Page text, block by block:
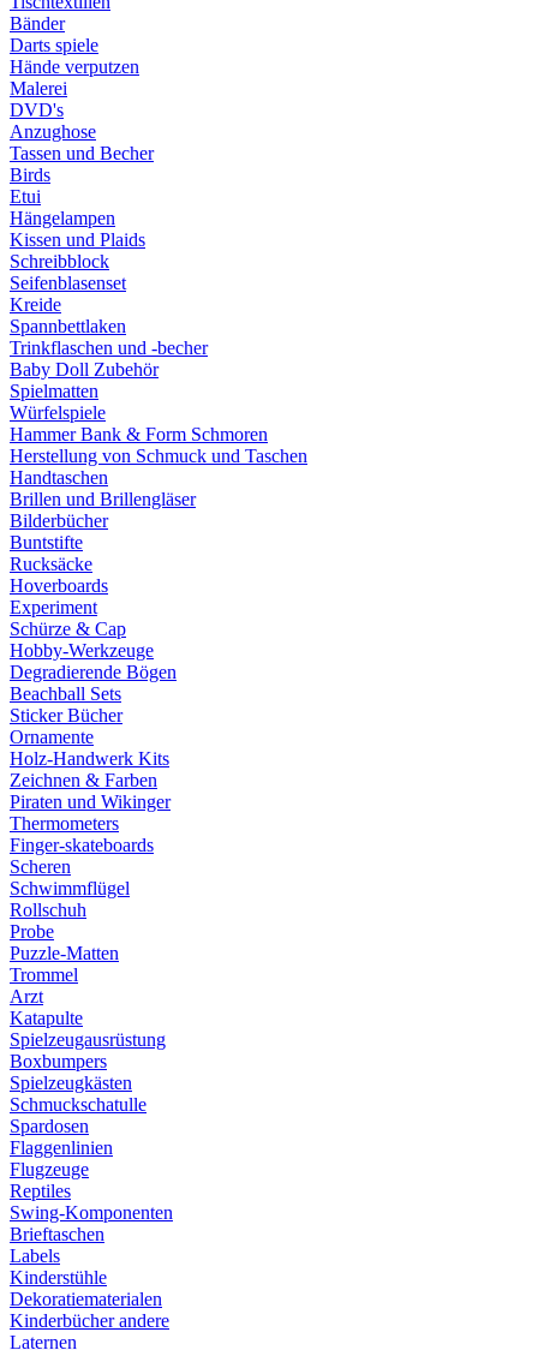
Bänder
Darts spiele
Hände verputzen
Malerei
DVD's
Anzughose
Tassen und Becher
Birds
Etui
Hängelampen
Kissen und Plaids
Schreibblock
Seifenblasenset
Kreide
Spannbettlaken
Trinkflaschen und -becher
Baby Doll Zubehör
Spielmatten
Würfelspiele
Hammer Bank & Form Schmoren
Herstellung von Schmuck und Taschen
Handtaschen
Brillen und Brillengläser
Bilderbücher
Buntstifte
Rucksäcke
Hoverboards
Experiment
Schürze & Cap
Hobby-Werkzeuge
Degradierende Bögen
Beachball Sets
Sticker Bücher
Ornamente
Holz-Handwerk Kits
Zeichnen & Farben
Piraten und Wikinger
Thermometers
Finger-skateboards
Scheren
Schwimmflügel
Rollschuh
Probe
Puzzle-Matten
Trommel
Arzt
Katapulte
Spielzeugausrüstung
Boxbumpers
Spielzeugkästen
Schmuckschatulle
Spardosen
Flaggenlinien
Flugzeuge
Reptiles
Swing-Komponenten
Brieftaschen
Labels
Kinderstühle
Dekoratiematerialen
Kinderbücher andere
Laternen